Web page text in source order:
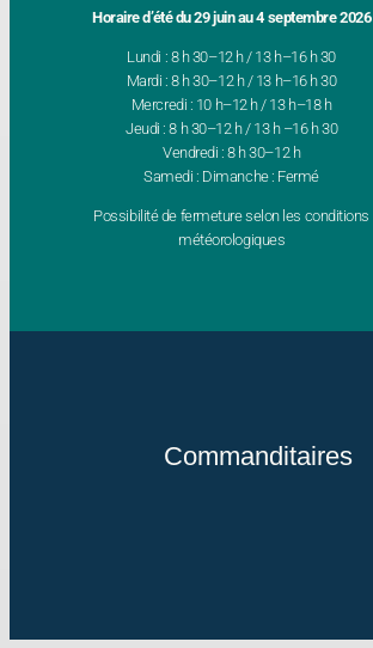
Horaire d’été du 29 juin au 4 septembre 2026
Lundi : 8 h 30–12 h / 13 h–16 h 30
Mardi : 8 h 30–12 h / 13 h–16 h 30
Mercredi : 10 h–12 h / 13 h–18 h
Jeudi : 8 h 30–12 h / 13 h –16 h 30
Vendredi : 8 h 30–12 h
Samedi : Dimanche : Fermé
Possibilité de fermeture selon les conditions
météorologiques
Commanditaires